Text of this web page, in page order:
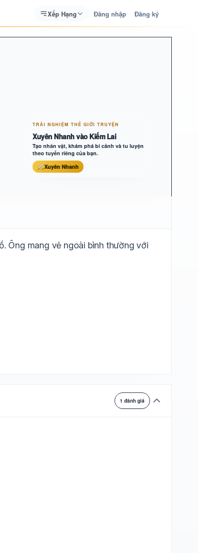
Xếp Hạng Đăng nhập Đăng ký
TRẢI NGHIỆM THẾ GIỚI TRUYỆN
Xuyên Nhanh vào Kiếm Lai
Tạo nhân vật, khám phá bí cảnh và tu luyện
theo tuyến riêng của bạn.
⚔Xuyên Nhanh
Ông mang vẻ ngoài bình thường với
1 đánh giá